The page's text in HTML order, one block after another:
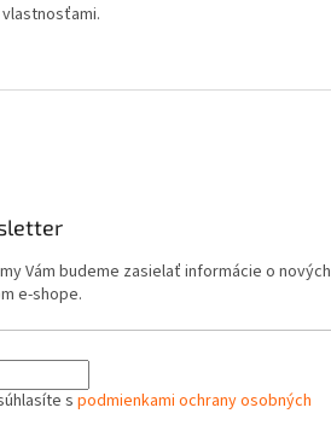
Vám budeme zasielať informácie o nových
e-shope.
spodmienkami ochrany osobných